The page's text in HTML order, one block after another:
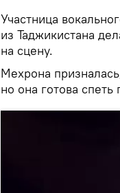
Участница
из Таджикистана
на сцену.
Мехрона
но она готова